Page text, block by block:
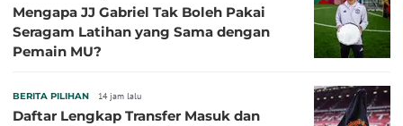
Mengapa JJ Gabriel Tak Boleh Pakai
Seragam Latihan yang Sama dengan
Pemain MU?
BERITA PILIHAN 14 jam lalu
Daftar Lengkap Transfer Masuk dan